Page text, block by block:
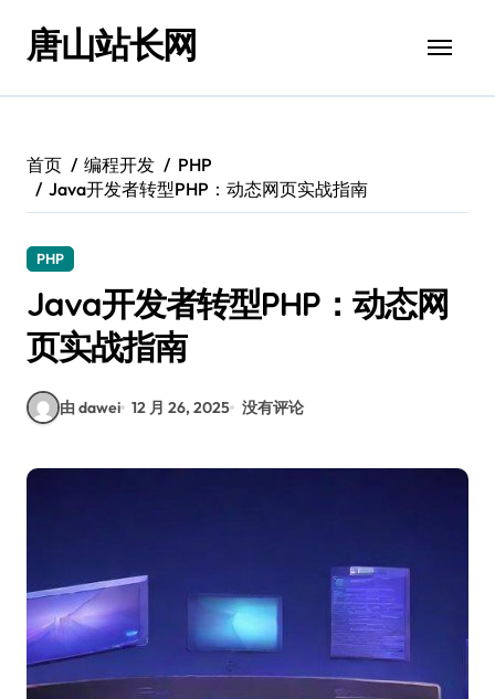
唐山站长网
首页 编程开发
PHP
Java开发者转型PHP：动态网页实战指南
PHP
Java开发者转型PHP：动态网
页实战指南
由 dawei 12 月 26, 2025 没有评论